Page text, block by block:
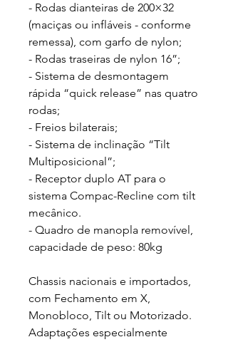
- Rodas dianteiras de 200×32
(maciças ou infláveis - conforme
remessa), com garfo de nylon;
- Rodas traseiras de nylon 16”;
- Sistema de desmontagem
rápida “quick release” nas quatro
rodas;
- Freios bilaterais;
- Sistema de inclinação “Tilt
Multiposicional”;
- Receptor duplo AT para o
sistema Compac-Recline com tilt
mecânico.
- Quadro de manopla removível,
capacidade de peso: 80kg
Chassis nacionais e importados,
com Fechamento em X,
Monobloco, Tilt ou Motorizado.
Adaptações especialmente